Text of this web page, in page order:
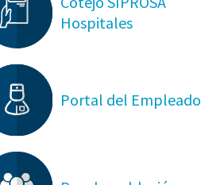
Hospitales
Portal del Empleado